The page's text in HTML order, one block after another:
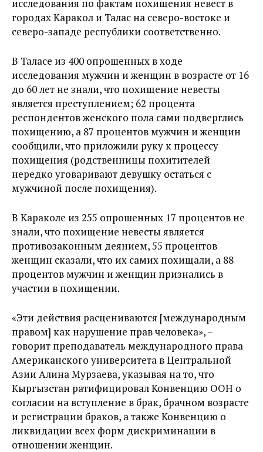
исследования по фактам похищения невест в
городах Каракол и Талас на северо-востоке и
северо-западе республики соответственно.
В Таласе из 400 опрошенных в ходе
исследования мужчин и женщин в возрасте от 16
до 60 лет не знали, что похищение невесты
является преступлением; 62 процента
респондентов женского пола сами подверглись
похищению, а 87 процентов мужчин и женщин
сообщили, что приложили руку к процессу
похищения (родственницы похитителей
нередко уговаривают девушку остаться с
мужчиной после похищения).
В Караколе из 255 опрошенных 17 процентов не
знали, что похищение невесты является
противозаконным деянием, 55 процентов
женщин сказали, что их самих похищали, а 88
процентов мужчин и женщин признались в
участии в похищении.
«Эти действия расцениваются [международным
правом] как нарушение прав человека», –
говорит преподаватель международного права
Американского университета в Центральной
Азии Алина Мурзаева, указывая на то, что
Кыргызстан ратифицировал Конвенцию ООН о
согласии на вступление в брак, брачном возрасте
и регистрации браков, а также Конвенцию о
ликвидации всех форм дискриминации в
отношении женщин.